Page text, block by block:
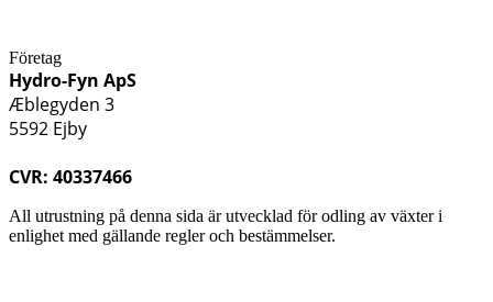
Företag
Hydro-Fyn ApS
Æblegyden 3
5592 Ejby
CVR: 40337466
All utrustning på denna sida är utvecklad för odling av växter i
enlighet med gällande regler och bestämmelser.